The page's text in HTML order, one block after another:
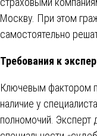
Москву. При этом
самостоятельно
Требования к
Ключевым фактором
наличие у
полномочий. Эксперт